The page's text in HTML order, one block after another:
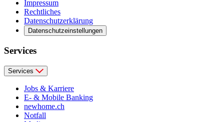
Impressum
Rechtliches
Datenschutzerklärung
Datenschutzeinstellungen
Services
Services
Jobs & Karriere
E- & Mobile Banking
newhome.ch
Notfall